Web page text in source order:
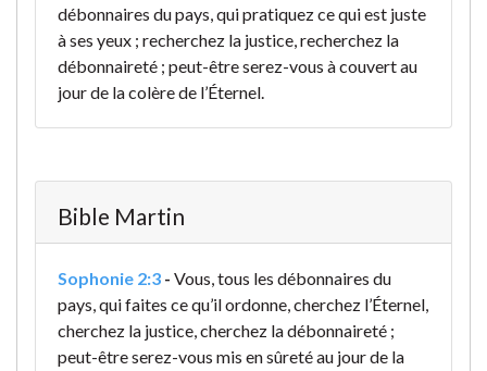
débonnaires du pays, qui pratiquez ce qui est juste
à ses yeux ; recherchez la justice, recherchez la
débonnaireté ; peut-être serez-vous à couvert au
jour de la colère de l’Éternel.
Bible Martin
Sophonie 2:3 - Vous, tous les débonnaires du
pays, qui faites ce qu’il ordonne, cherchez l’Éternel,
cherchez la justice, cherchez la débonnaireté ;
peut-être serez-vous mis en sûreté au jour de la